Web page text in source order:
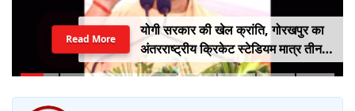
योगी सरकार की खेल क्रांति, गोरखपुर का
अंतरराष्ट्रीय क्रिकेट स्टेडियम मात्र तीन
महीने में लगभग 20% तैयार
Read More